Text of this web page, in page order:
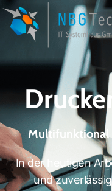
Multifunktional
In der heutigen
und